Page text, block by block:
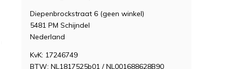
Diepenbrockstraat 6 (geen winkel)
5481 PM Schijndel
Nederland
KvK: 17246749
BTW: NL1817525b01 / NL001688628B90